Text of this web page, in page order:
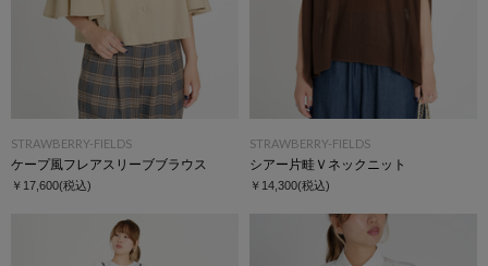
STRAWBERRY-FIELDS
ケープ風フレアスリーブブラウス
￥17,600(税込)
STRAWBERRY-FIELDS
シアー片畦Ｖネックニット
￥14,300(税込)